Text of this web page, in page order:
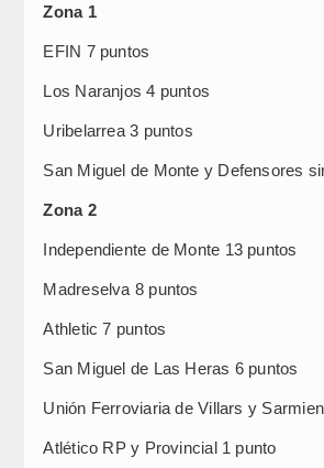
Zona 1
EFIN 7 puntos
Los Naranjos 4 puntos
Uribelarrea 3 puntos
San Miguel de Monte y Defensores
Zona 2
Independiente de Monte 13 puntos
Madreselva 8 puntos
Athletic 7 puntos
San Miguel de Las Heras 6 puntos
Unión Ferroviaria de Villars y
Atlético RP y Provincial 1 punto